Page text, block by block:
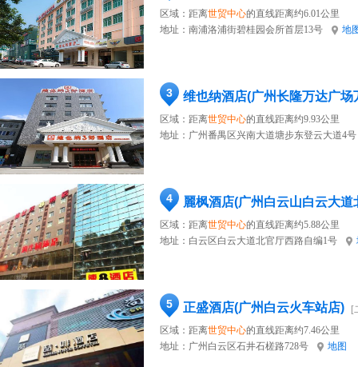
区域：距离世贸中心的直线距离约6.01公里
地址： 南浦洛浦街碧桂园会所首层13号 地
3 维也纳酒店(广州长隆万达广场
区域：距离世贸中心的直线距离约9.93公里
地址： 广州番禺区兴南大道塘步东登云大道4号
4 麗枫酒店(广州白云山白云大道
区域：距离世贸中心的直线距离约5.88公里
地址： 白云区白云大道北官厅西路自编1号
5 正盛酒店(广州白云火车站店)
[
区域：距离世贸中心的直线距离约7.46公里
地址： 广州白云区石井石槎路728号 地图